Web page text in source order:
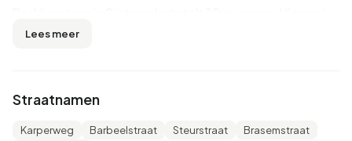
66,7% man en 33,3% vrouw. De meeste inwoners zijn 45
33,3% is gehuwd en 16,7% is gescheiden. 20 inwoners
komen uit Nederland en 5 komen uit landen buiten Europa.
Lees meer
Straatnamen
Karperweg Barbeelstraat Steurstraat
Brasemstraat